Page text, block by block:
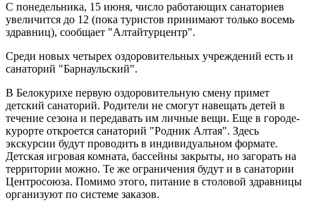
С понедельника, 15 июня, число работающих санаториев
увеличится до 12 (пока туристов принимают только восемь
здравниц), сообщает "Алтайтурцентр".
Среди новых четырех оздоровительных учреждений есть и
санаторий "Барнаульский".
В Белокурихе первую оздоровительную смену примет
детский санаторий. Родители не смогут навещать детей в
течение сезона и передавать им личные вещи. Еще в городе-
курорте откроется санаторий "Родник Алтая". Здесь
экскурсии будут проводить в индивидуальном формате.
Детская игровая комната, бассейны закрыты, но загорать на
территории можно. Те же ограничения будут и в санатории
Центросоюза. Помимо этого, питание в столовой здравницы
организуют по системе заказов.